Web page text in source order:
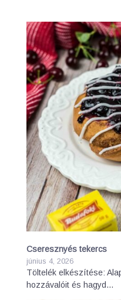
Cseresznyés tekercs
június 4, 2026
Töltelék elkészítése:
hozzávalóit és hagyd…